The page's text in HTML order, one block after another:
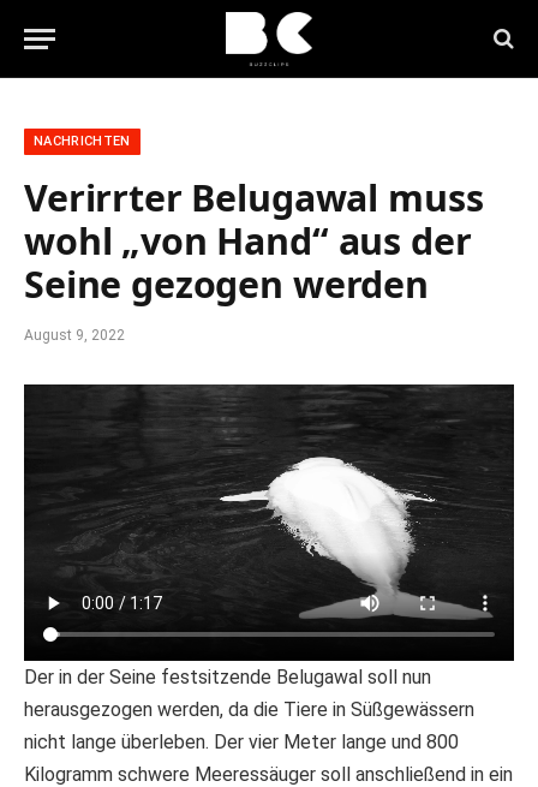
NACHRICHTEN
Verirrter Belugawal muss
wohl „von Hand“ aus der
Seine gezogen werden
August 9, 2022
Der in der Seine festsitzende Belugawal soll nun
herausgezogen werden, da die Tiere in Süßgewässern
nicht lange überleben. Der vier Meter lange und 800
Kilogramm schwere Meeressäuger soll anschließend in ein